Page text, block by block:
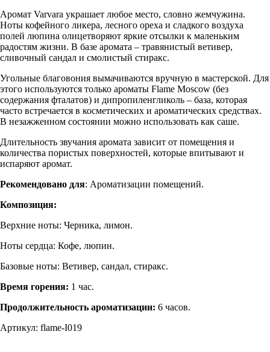
Аромат Varvara украшает любое место, словно жемчужина.
Ноты кофейного ликера, лесного ореха и сладкого воздуха
полей люпина олицетворяют яркие отсылки к маленьким
радостям жизни. В базе аромата – травянистый ветивер,
сливочный сандал и смолистый стиракс.
Угольные благовония вымачиваются вручную в мастерской. Для
этого используются только ароматы Flame Moscow (без
содержания фталатов) и дипропиленгликоль – база, которая
часто встречается в косметических и ароматических средствах.
В незажженном состоянии можно использовать как саше.
Длительность звучания аромата зависит от помещения и
количества пористых поверхностей, которые впитывают и
испаряют аромат.
Рекомендовано для: Ароматизации помещений.
Композиция:
Верхние ноты: Черника, лимон.
Ноты сердца: Кофе, люпин.
Базовые ноты: Ветивер, сандал, стиракс.
Время горения: 1 час.
Продолжительность ароматизации: 6 часов.
Артикул: flame-I019